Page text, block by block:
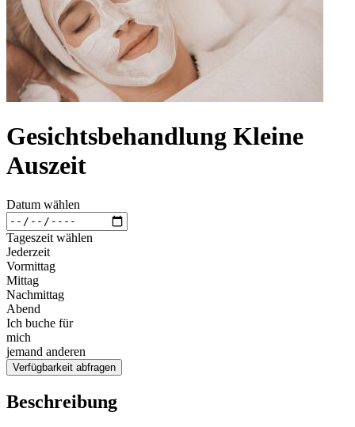
Gesichtsbehandlung Kleine
Auszeit
Datum wählen
Tageszeit wählen
Jederzeit
Vormittag
Mittag
Nachmittag
Abend
Ich buche für
mich
jemand anderen
Verfügbarkeit abfragen
Beschreibung